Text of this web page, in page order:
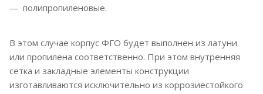
полипропиленовые.
В этом случае корпус ФГО будет выполнен из латуни
или пропилена соответственно. При этом внутренняя
сетка и закладные элементы конструкции
изготавливаются исключительно из коррозиестойкого